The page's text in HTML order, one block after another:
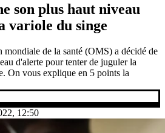
son plus haut niveau
variole du singe
de la santé (OMS) a décidé de
d'alerte pour tenter de juguler la
On vous explique en 5 points la
12:50